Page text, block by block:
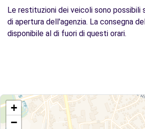
Le restituzioni dei veicoli sono possibili
di apertura dell'agenzia. La consegna
disponibile al di fuori di questi orari.
+
−